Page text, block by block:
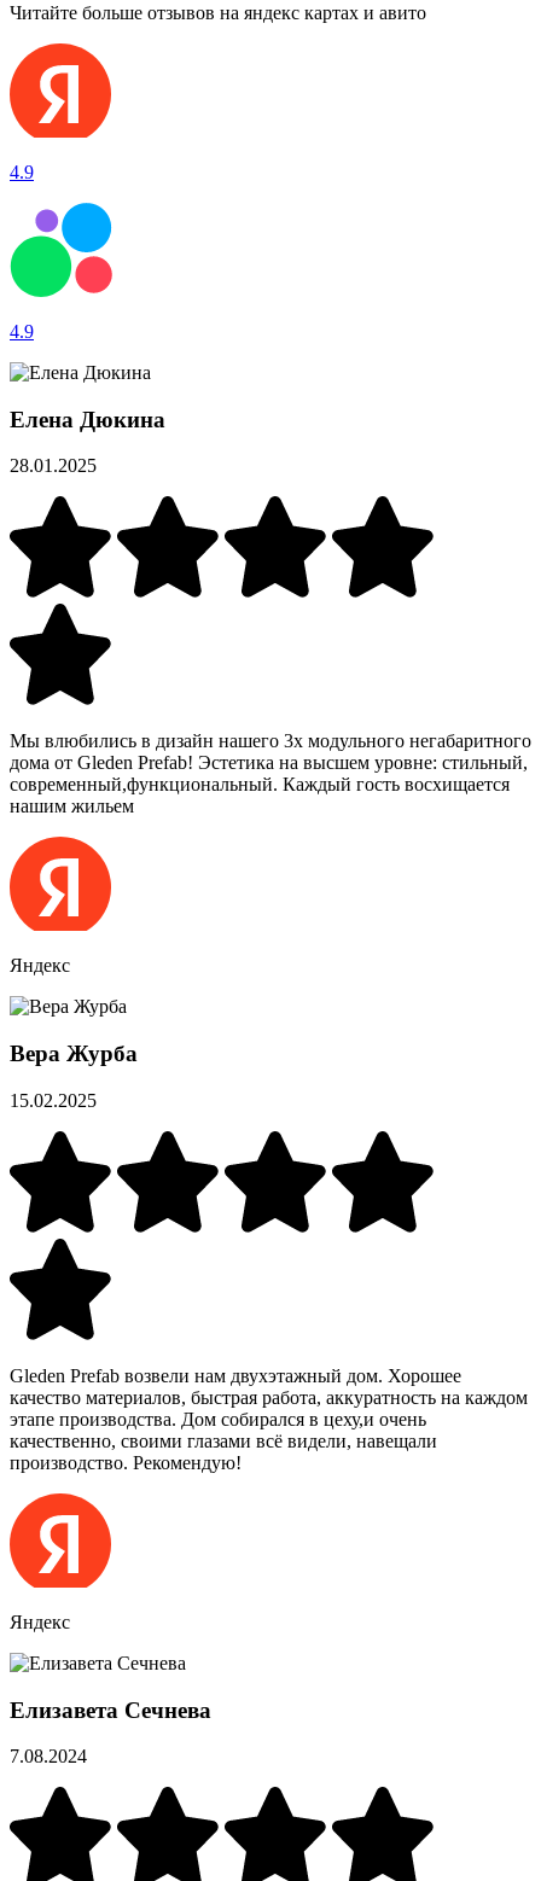
Читайте больше отзывов на яндекс картах и авито
4.9
4.9
Елена Дюкина
28.01.2025
Мы влюбились в дизайн нашего 3х модульного негабаритного
дома от Gleden Prefab! Эстетика на высшем уровне: стильный,
современный,функциональный. Каждый гость восхищается
нашим жильем
Яндекс
Вера Журба
15.02.2025
Gleden Prefab возвели нам двухэтажный дом. Хорошее
качество материалов, быстрая работа, аккуратность на каждом
этапе производства. Дом собирался в цеху,и очень
качественно, своими глазами всё видели, навещали
производство. Рекомендую!
Яндекс
Елизавета Сечнева
7.08.2024